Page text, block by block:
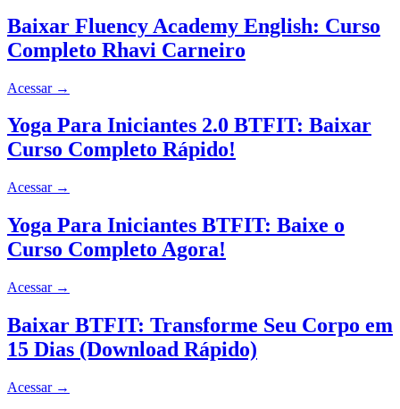
Baixar Fluency Academy English: Curso
Completo Rhavi Carneiro
Acessar →
Yoga Para Iniciantes 2.0 BTFIT: Baixar
Curso Completo Rápido!
Acessar →
Yoga Para Iniciantes BTFIT: Baixe o
Curso Completo Agora!
Acessar →
Baixar BTFIT: Transforme Seu Corpo em
15 Dias (Download Rápido)
Acessar →